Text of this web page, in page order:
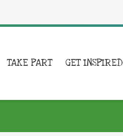
TAKE PART GET INSPIRED